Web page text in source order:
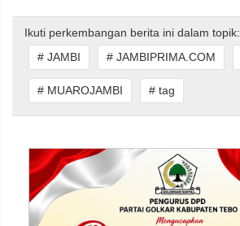
Ikuti perkembangan berita ini dalam topik:
# JAMBI
# JAMBIPRIMA.COM
# MUAROJAMBI # tag